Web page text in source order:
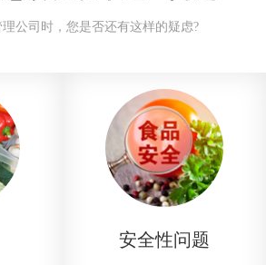
芥菜苗
公司时，您是否还有这样的疑虑?
安全性问题